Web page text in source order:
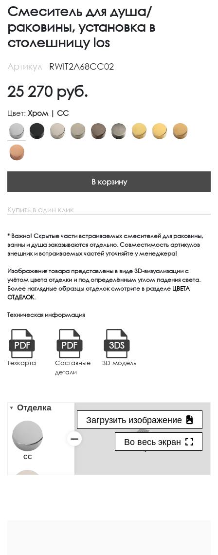
Смеситель для душа/
раковины, установка в
столешницу Ios
Артикул RWIT2A68CC02
25 270 руб.
Цвет: Хром | CC
В корзину
Купить в один клик
* Важно! Скрытые части встраиваемых смесителей для раковины,
ванны и душа заказываются отдельно. Совместимость артикулов
внешних и встраиваемых частей уточняйте у менеджера!
Изображения товара представлены в виде 3D-визуализации с
учётом цвета отделки и под определённым углом падения света.
Более наглядные образцы отделок смотрите в разделе ЦВЕТА
ОТДЕЛОК.
Техническая информация
PDF
Техкарта
PDF
Составные
детали
3DS
3D модель